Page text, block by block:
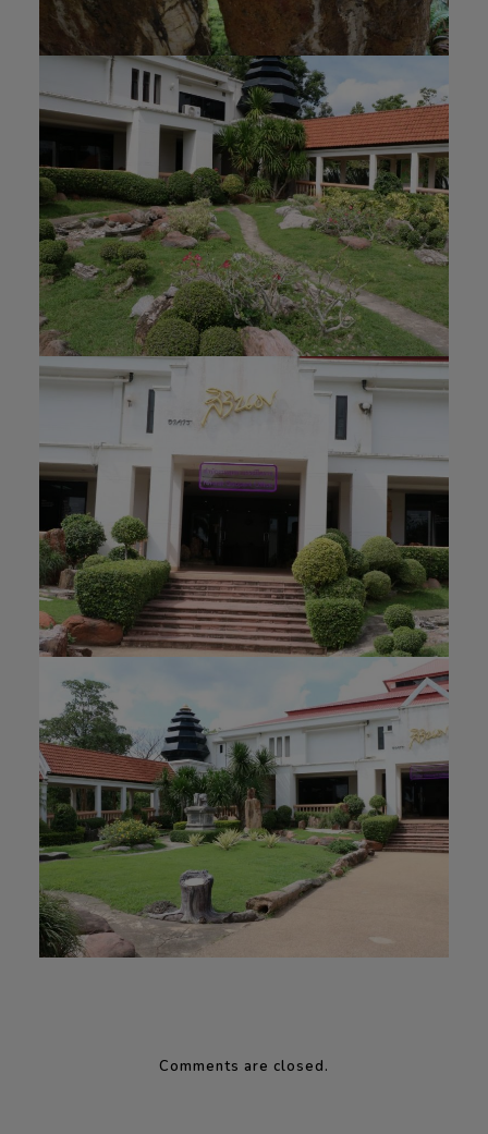
Comments are closed.